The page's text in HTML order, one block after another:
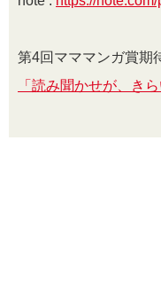
第4回マママンガ賞期
「読み聞かせが、きら